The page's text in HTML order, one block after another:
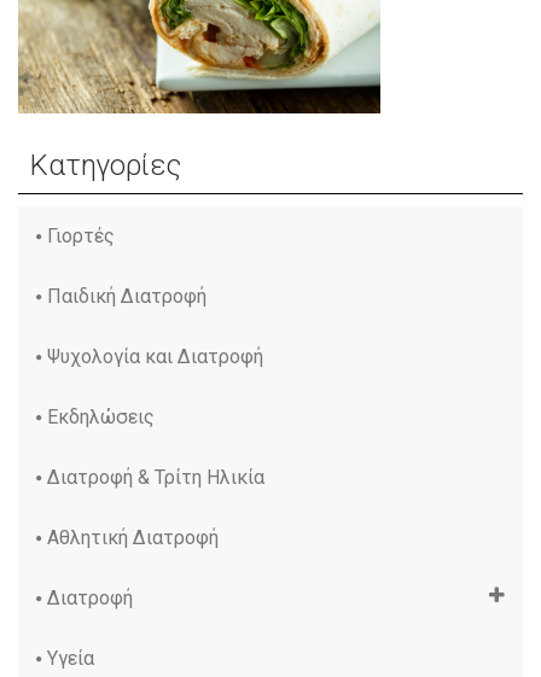
Κατηγορίες
Γιορτές
Παιδική Διατροφή
Ψυχολογία και Διατροφή
Εκδηλώσεις
Διατροφή & Τρίτη Ηλικία
Αθλητική Διατροφή
Διατροφή
Υγεία